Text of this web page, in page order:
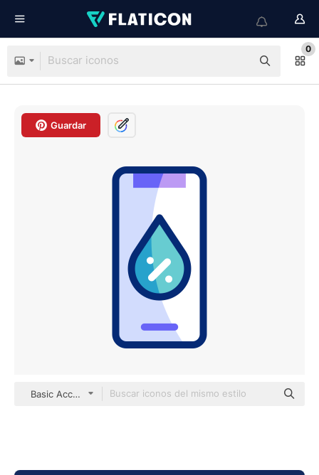
0
Guardar
Basic Accent Lineal Color